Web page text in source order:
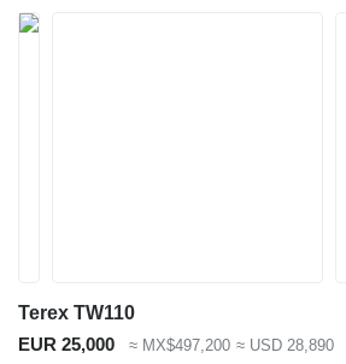
Terex TW110
EUR 25,000
≈ MX$497,200 ≈ USD 28,890